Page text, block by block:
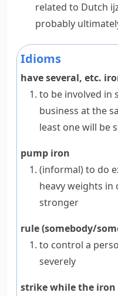
related to Dutch
probably
Idioms
have several, etc.
to be involved in
business at the
least one will be
pump iron
(informal)to do
heavy weights in
stronger
rule (somebody/
to control a
severely
strike while the iron